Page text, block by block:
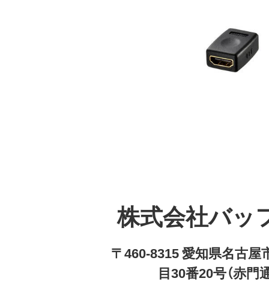
株式会社バッ
〒460-8315 愛知県名古屋
目30番20号（赤門